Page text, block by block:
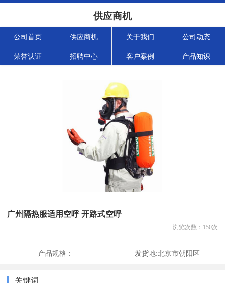
供应商机
公司首页 供应商机 关于我们 公司动态
荣誉认证 招聘中心 客户案例 产品知识
广州隔热服适用空呼 开路式空呼
浏览次数： 150次
产品规格： 发货地:北京市朝阳区
关键词